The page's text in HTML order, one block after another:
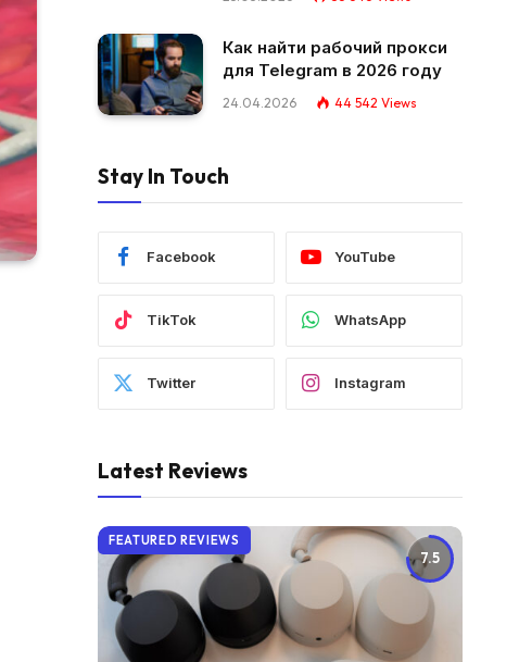
Как найти рабочий прокси
для Telegram в 2026 году
24.04.2026 44 542 Views
Stay In Touch
Facebook YouTube
TikTok WhatsApp
Twitter Instagram
Latest Reviews
7.5
FEATURED REVIEWS